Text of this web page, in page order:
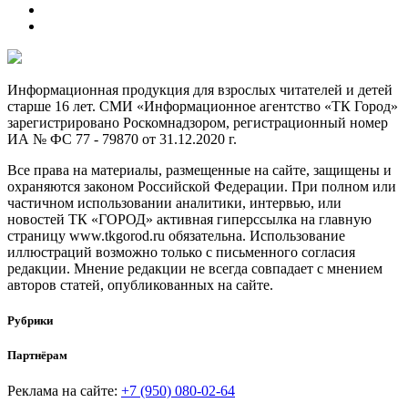
Информационная продукция для взрослых читателей и детей
старше 16 лет. СМИ «Информационное агентство «ТК Город»
зарегистрировано Роскомнадзором, регистрационный номер
ИА № ФС 77 - 79870 от 31.12.2020 г.
Все права на материалы, размещенные на сайте, защищены и
охраняются законом Российской Федерации. При полном или
частичном использовании аналитики, интервью, или
новостей ТК «ГОРОД» активная гиперссылка на главную
страницу www.tkgorod.ru обязательна. Использование
иллюстраций возможно только с письменного согласия
редакции. Мнение редакции не всегда совпадает с мнением
авторов статей, опубликованных на сайте.
Рубрики
Партнёрам
Реклама на сайте: +7 (950) 080-02-64